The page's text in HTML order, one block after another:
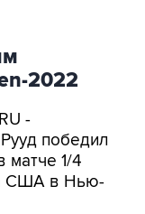
2022
-
победил
матче 1/4
США в Нью-